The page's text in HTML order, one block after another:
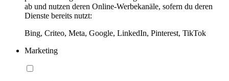
ab und nutzen deren Online-Werbekanäle, sofern du deren
Dienste bereits nutzt:
Bing, Criteo, Meta, Google, LinkedIn, Pinterest, TikTok
Marketing